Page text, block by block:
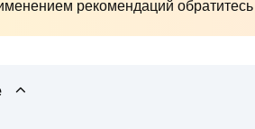
рекомендаций обратитесь